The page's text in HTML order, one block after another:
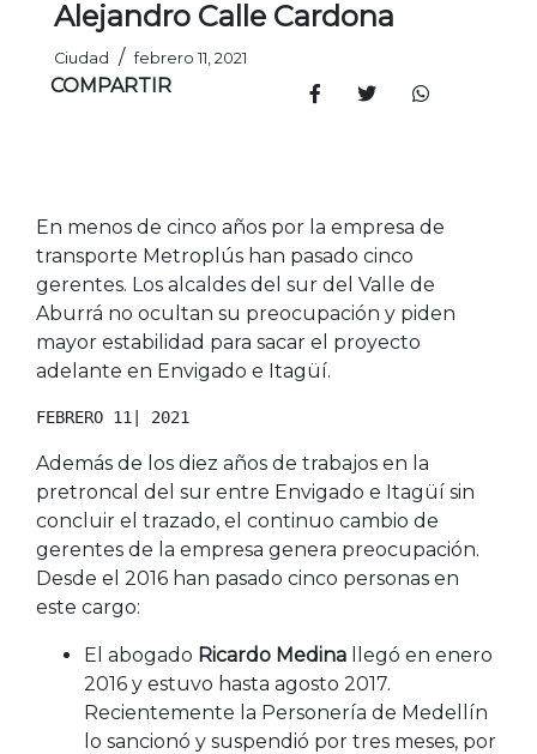
Alejandro Calle Cardona
Ciudad / febrero 11, 2021
COMPARTIR
En menos de cinco años por la empresa de
transporte Metroplús han pasado cinco
gerentes. Los alcaldes del sur del Valle de
Aburrá no ocultan su preocupación y piden
mayor estabilidad para sacar el proyecto
adelante en Envigado e Itagüí.
FEBRERO 11| 2021
Además de los diez años de trabajos en la
pretroncal del sur entre Envigado e Itagüí sin
concluir el trazado, el continuo cambio de
gerentes de la empresa genera preocupación.
Desde el 2016 han pasado cinco personas en
este cargo:
El abogado Ricardo Medina llegó en enero
2016 y estuvo hasta agosto 2017.
Recientemente la Personería de Medellín
lo sancionó y suspendió por tres meses, por